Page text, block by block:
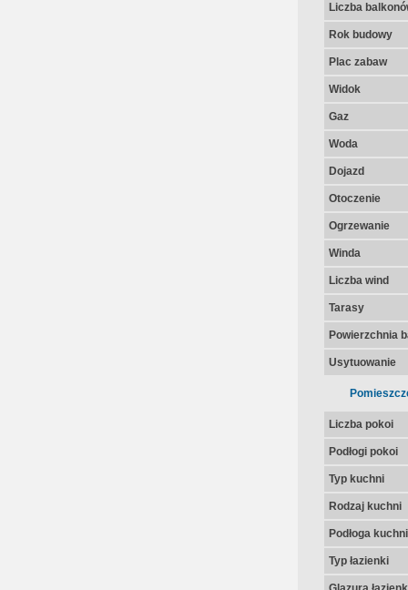
Liczba
Rok budowy
Plac zabaw
Widok
Gaz
Woda
Dojazd
Otoczenie
Ogrzewanie
Winda
Liczba wind
Tarasy
Powierzchnia
Usytuowanie
Liczba pokoi
Podłogi pokoi
Typ kuchni
Rodzaj kuchni
Podłoga kuchni
Typ łazienki